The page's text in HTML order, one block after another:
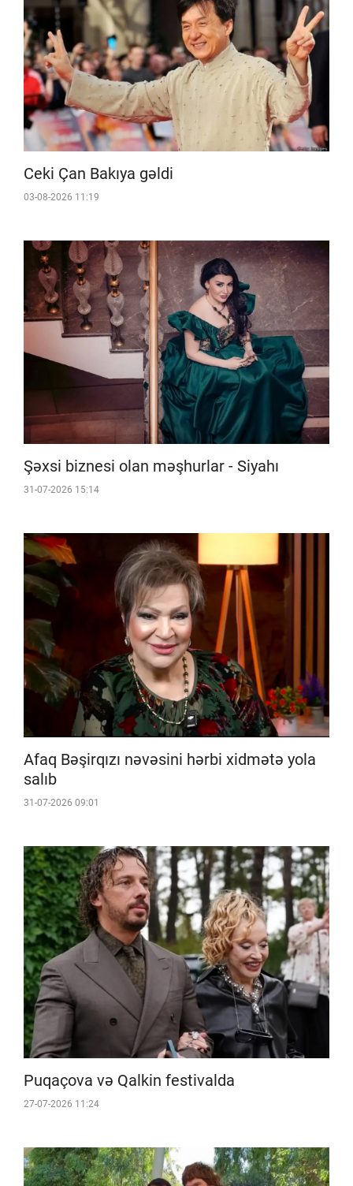
Ceki Çan Bakıya gəldi
03-08-2026 11:19
Şəxsi biznesi olan məşhurlar - Siyahı
31-07-2026 15:14
Afaq Bəşirqızı nəvəsini hərbi xidmətə yola
salıb
31-07-2026 09:01
Puqaçova və Qalkin festivalda
27-07-2026 11:24